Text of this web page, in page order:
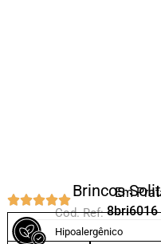
BrincosEm
Cod. Ref: 8bri6016
Hipoalergênico